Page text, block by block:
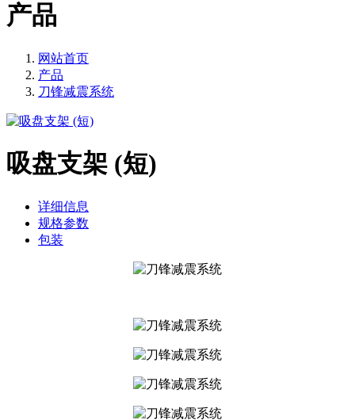
产品
网站首页
产品
刀锋减震系统
吸盘支架 (短)
详细信息
规格参数
包装